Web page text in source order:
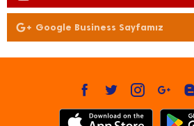
Google Business Sayfamız